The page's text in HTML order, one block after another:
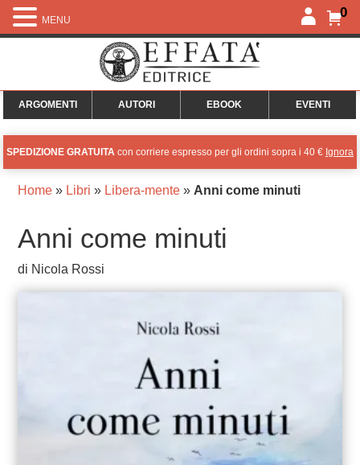
0
ARGOMENTI AUTORI EBOOK EVENTI
SPEDIZIONE GRATUITA con corriere espresso per gli ordini sopra i 40 € Ignora
Home» Libri » Libera-mente» Anni come minuti
Anni come minuti
di Nicola Rossi
MENU